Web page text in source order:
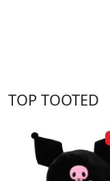
TOP TOOTED